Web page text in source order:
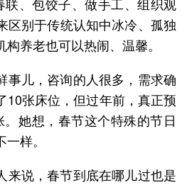
、包饺子、做手工、组织观
区别于传统认知中冰冷、孤独
养老也可以热闹、温馨。
事儿，咨询的人很多，需求确
10张床位，但过年前，真正预
她想，春节这个特殊的节日
样。
来说，春节到底在哪儿过也是